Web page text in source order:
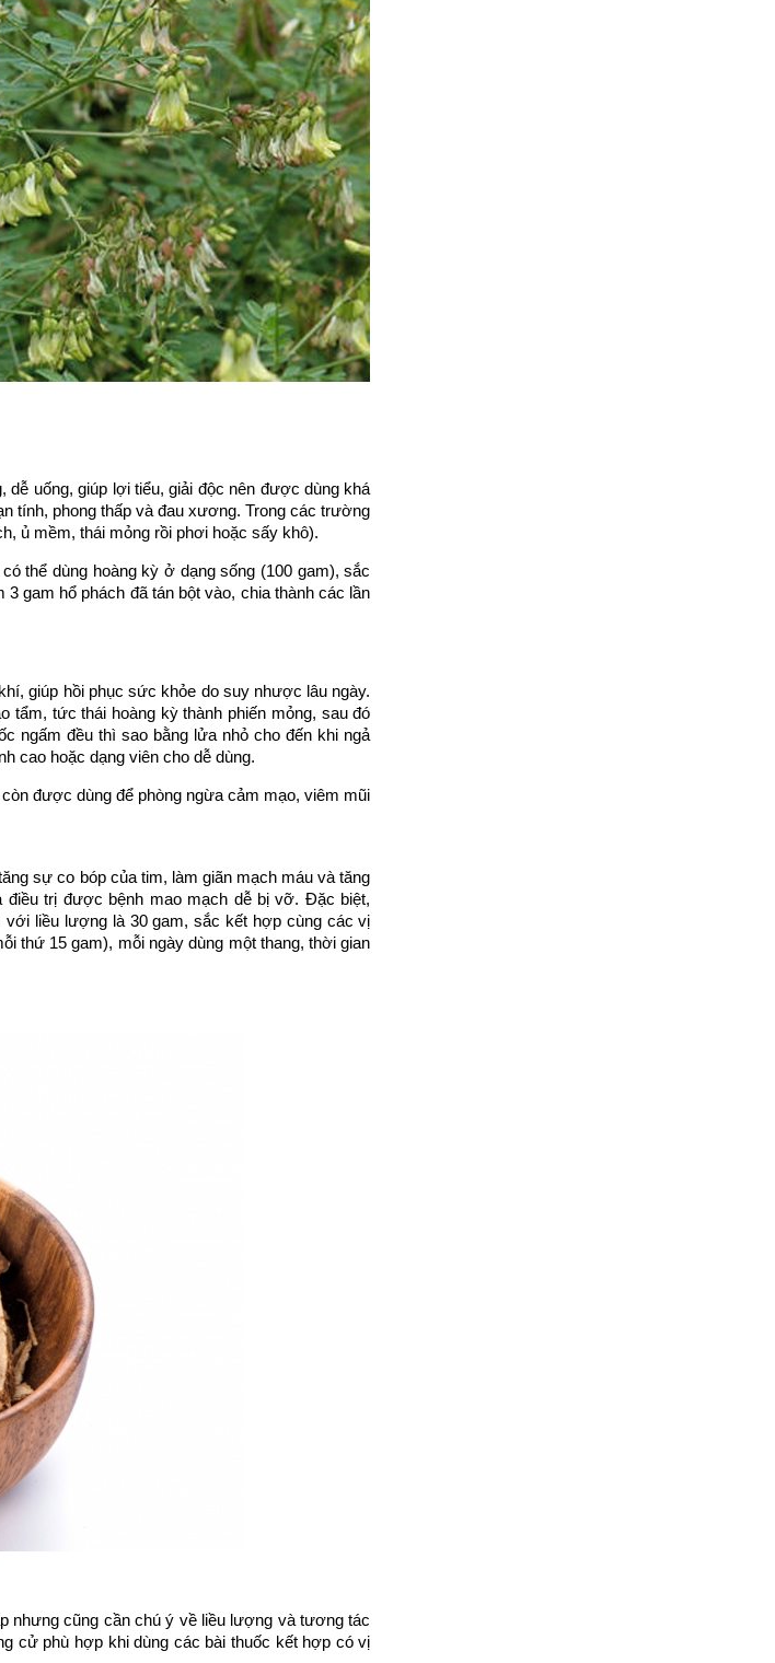
uống, giúp lợi tiểu, giải độc nên được dùng khá
tính, phong thấp và đau xương. Trong các trường
ủ mềm, thái mỏng rồi phơi hoặc sấy khô).
thể dùng hoàng kỳ ở dạng sống (100 gam), sắc
gam hổ phách đã tán bột vào, chia thành các lần
giúp hồi phục sức khỏe do suy nhược lâu ngày.
tẩm, tức thái hoàng kỳ thành phiến mỏng, sau đó
ngấm đều thì sao bằng lửa nhỏ cho đến khi ngả
cao hoặc dạng viên cho dễ dùng.
được dùng để phòng ngừa cảm mạo, viêm mũi
sự co bóp của tim, làm giãn mạch máu và tăng
trị được bệnh mao mạch dễ bị vỡ. Đặc biệt,
liều lượng là 30 gam, sắc kết hợp cùng các vị
thứ 15 gam), mỗi ngày dùng một thang, thời gian
nhưng cũng cần chú ý về liều lượng và tương tác
cử phù hợp khi dùng các bài thuốc kết hợp có vị